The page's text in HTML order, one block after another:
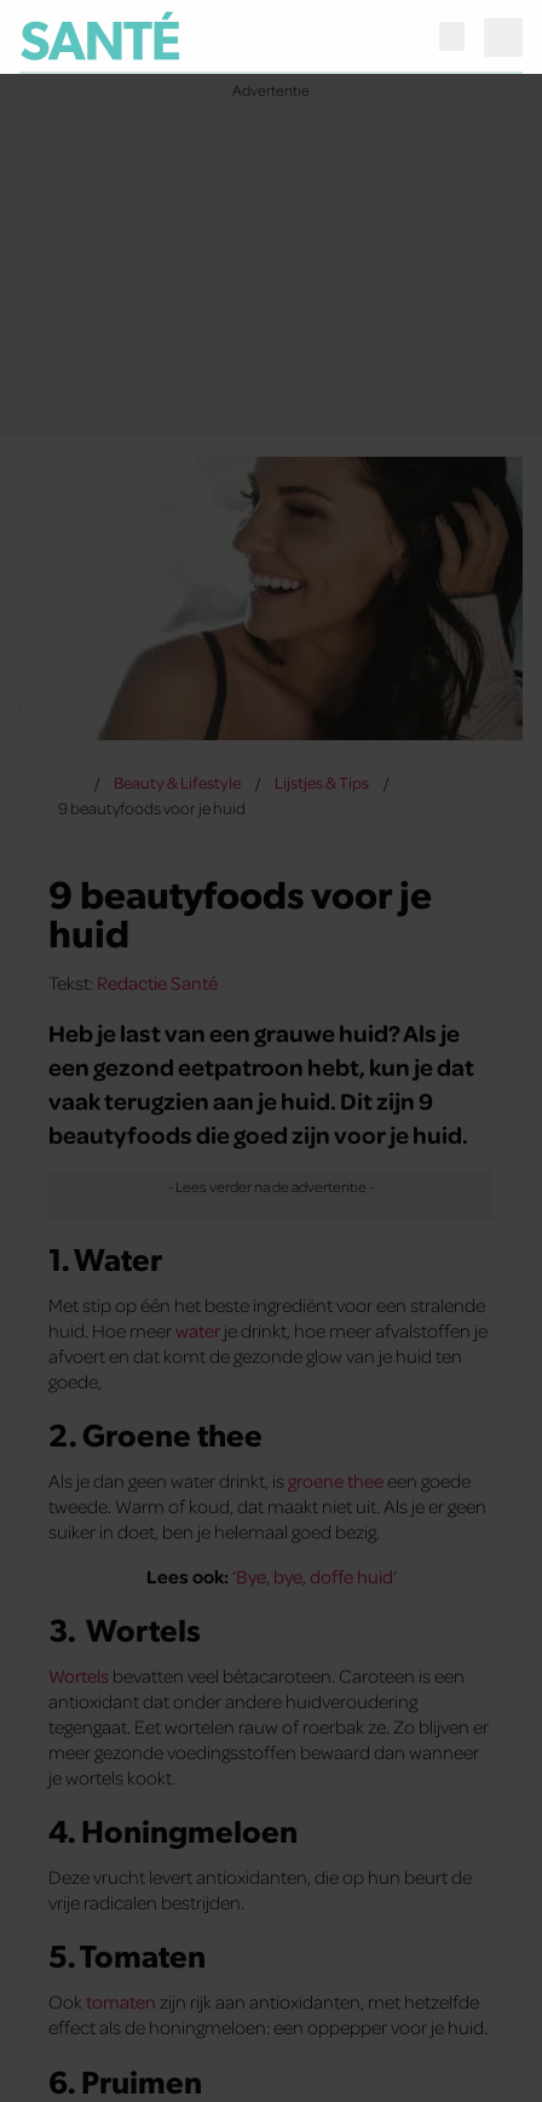
Beauty & Lifestyle
Lijstjes & Tips
9 beautyfoods voor je huid
9 beautyfoods voor je
huid
Tekst: Redactie Santé
Heb je last van een grauwe huid? Als je
een gezond eetpatroon hebt, kun je dat
vaak terugzien aan je huid. Dit zijn 9
beautyfoods die goed zijn voor je huid.
1. Water
Met stip op één het beste ingrediënt voor een stralende
huid. Hoe meer water je drinkt, hoe meer afvalstoffen je
afvoert en dat komt de gezonde glow van je huid ten
goede,
2. Groene thee
Als je dan geen water drinkt, isgroene thee een goede
tweede. Warm of koud, dat maakt niet uit. Als je er geen
suiker in doet, ben je helemaal goed bezig.
Lees ook: ‘Bye, bye, doffe huid‘
3. Wortels
Wortels bevatten veel bètacaroteen. Caroteen is een
antioxidant dat onder andere huidveroudering
tegengaat. Eet wortelen rauw of roerbak ze. Zo blijven er
meer gezonde voedingsstoffen bewaard dan wanneer
je wortels kookt.
4. Honingmeloen
Deze vrucht levert antioxidanten, die op hun beurt de
vrije radicalen bestrijden.
5. Tomaten
Ooktomaten zijn rijk aan antioxidanten, met hetzelfde
effect als de honingmeloen: een oppepper voor je huid.
6. Pruimen